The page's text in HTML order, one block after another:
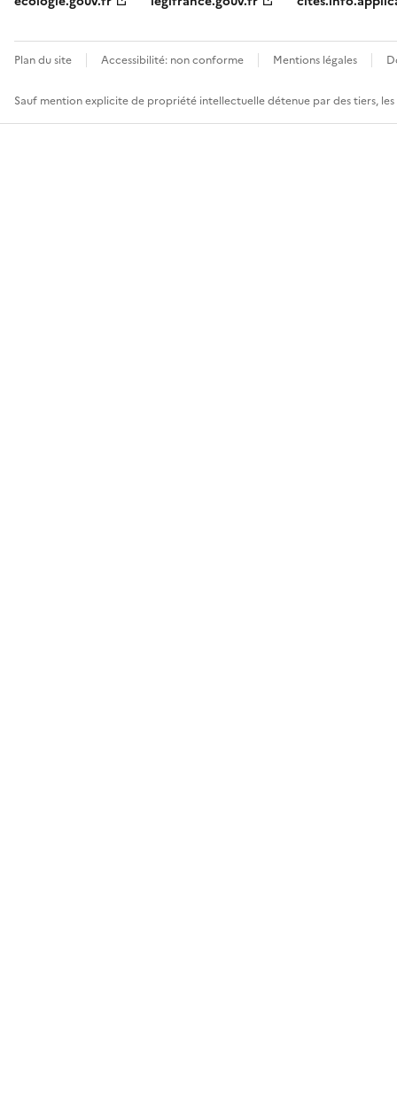
Plan du site Accessibilité: non conforme Mentions légales
Sauf mention explicite de propriété intellectuelle détenue par des tiers,